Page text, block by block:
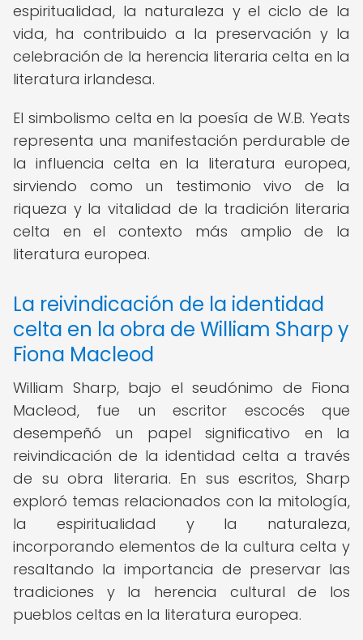
espiritualidad, la naturaleza y el ciclo de la
vida, ha contribuido a la preservación y la
celebración de la herencia literaria celta en la
literatura irlandesa.
El simbolismo celta en la poesía de W.B. Yeats
representa una manifestación perdurable de
la influencia celta en la literatura europea,
sirviendo como un testimonio vivo de la
riqueza y la vitalidad de la tradición literaria
celta en el contexto más amplio de la
literatura europea.
La reivindicación de la identidad
celta en la obra de William Sharp y
Fiona Macleod
William Sharp, bajo el seudónimo de Fiona
Macleod, fue un escritor escocés que
desempeñó un papel significativo en la
reivindicación de la identidad celta a través
de su obra literaria. En sus escritos, Sharp
exploró temas relacionados con la mitología,
la espiritualidad y la naturaleza,
incorporando elementos de la cultura celta y
resaltando la importancia de preservar las
tradiciones y la herencia cultural de los
pueblos celtas en la literatura europea.